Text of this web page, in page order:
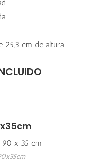
25,3 cm de altura